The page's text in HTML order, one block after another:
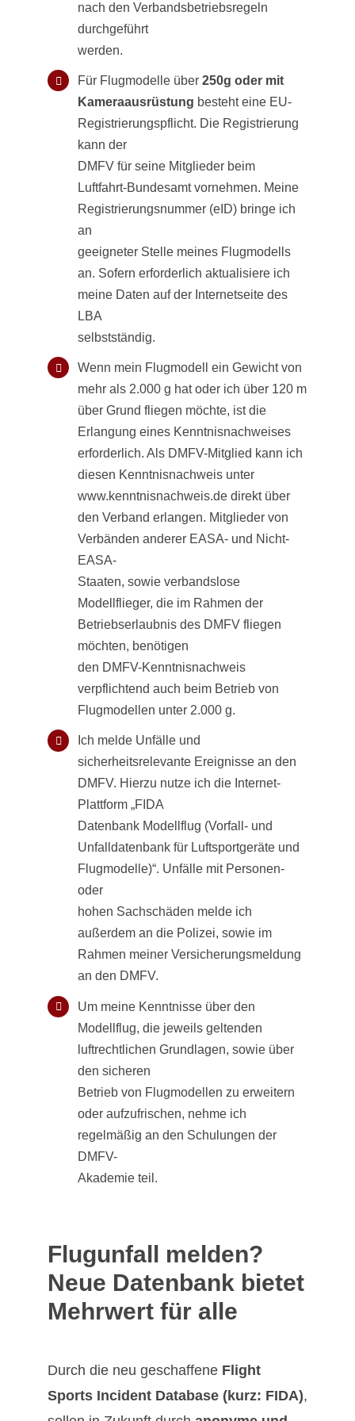
nach den Verbandsbetriebsregeln
durchgeführt
werden.
Für Flugmodelle über250g oder mit
Kameraausrüstung besteht eine EU-
Registrierungspflicht. Die Registrierung
kann der
DMFV für seine Mitglieder beim
Luftfahrt-Bundesamt vornehmen. Meine
Registrierungsnummer (eID) bringe ich
an
geeigneter Stelle meines Flugmodells
an. Sofern erforderlich aktualisiere ich
meine Daten auf der Internetseite des
LBA
selbstständig.
Wenn mein Flugmodell ein Gewicht von
mehr als 2.000 g hat oder ich über 120 m
über Grund fliegen möchte, ist die
Erlangung eines Kenntnisnachweises
erforderlich. Als DMFV-Mitglied kann ich
diesen Kenntnisnachweis unter
www.kenntnisnachweis.de direkt über
den Verband erlangen. Mitglieder von
Verbänden anderer EASA- und Nicht-
EASA-
Staaten, sowie verbandslose
Modellflieger, die im Rahmen der
Betriebserlaubnis des DMFV fliegen
möchten, benötigen
den DMFV-Kenntnisnachweis
verpflichtend auch beim Betrieb von
Flugmodellen unter 2.000 g.
Ich melde Unfälle und
sicherheitsrelevante Ereignisse an den
DMFV. Hierzu nutze ich die Internet-
Plattform „FIDA
Datenbank Modellflug (Vorfall- und
Unfalldatenbank für Luftsportgeräte und
Flugmodelle)“. Unfälle mit Personen-
oder
hohen Sachschäden melde ich
außerdem an die Polizei, sowie im
Rahmen meiner Versicherungsmeldung
an den DMFV.
Um meine Kenntnisse über den
Modellflug, die jeweils geltenden
luftrechtlichen Grundlagen, sowie über
den sicheren
Betrieb von Flugmodellen zu erweitern
oder aufzufrischen, nehme ich
regelmäßig an den Schulungen der
DMFV-
Akademie teil.
Flugunfall melden?
Neue Datenbank bietet
Mehrwert für alle
Durch die neu geschaffene Flight
Sports Incident Database (kurz: FIDA),